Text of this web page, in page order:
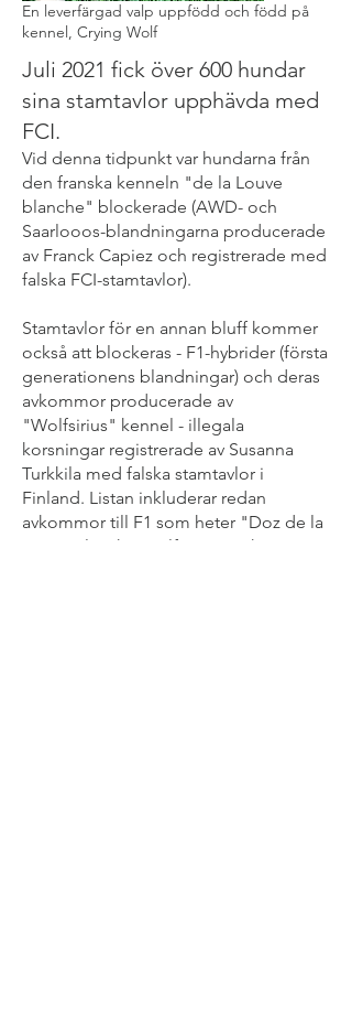
En leverfärgad valp uppfödd och född på
kennel, Crying Wolf
Juli 2021 fick över 600 hundar
sina stamtavlor upphävda med
FCI.
Vid denna tidpunkt var hundarna från
den franska kenneln "de la Louve
blanche" blockerade (AWD- och
Saarlooos-blandningarna producerade
av Franck Capiez och registrerade med
falska FCI-stamtavlor).
Stamtavlor för en annan bluff kommer
också att blockeras - F1-hybrider (första
generationens blandningar) och deras
avkommor producerade av
"Wolfsirius" kennel - illegala
korsningar registrerade av Susanna
Turkkila med falska stamtavlor i
Finland. Listan inkluderar redan
avkommor till F1 som heter "Doz de la
Louve Blanche Wolfsirius" och